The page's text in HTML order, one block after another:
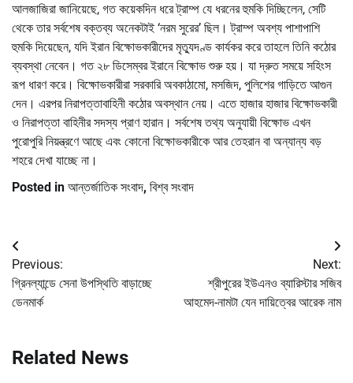
আলজাজিরা জানিয়েছে, গত কয়েকদিন ধরে ট্রাম্প যে ধরনের হুমকি দিচ্ছিলেন, সেটি
থেকে তার সর্বশেষ বক্তব্য অনেকটাই ‘নরম সুরের’ ছিল। ট্রাম্প অবশ্য পাশাপাশি
হুমকি দিয়েছেন, যদি ইরান বিক্ষোভকারীদের মৃত্যুদণ্ড কার্যকর করে তাহলে তিনি কঠোর
ব্যবস্থা নেবেন। গত ২৮ ডিসেম্বর ইরানে বিক্ষোভ শুরু হয়। যা দ্রুত সময়ে সহিংস
রূপ ধারণ করে। বিক্ষোভকারীরা সরকারি অবকাঠামো, মসজিদ, পুলিশের গাড়িতে আগুন
দেন। এরপর নিরাপত্তাবাহিনী কঠোর অবস্থান নেয়। এতে হাজার হাজার বিক্ষোভকারী
ও নিরাপত্তা বাহিনীর সদস্য প্রাণ হারান। সর্বশেষ তথ্য অনুযায়ী বিক্ষোভ এখন
পুরোপুরি নিয়ন্ত্রণে আছে এবং কোনো বিক্ষোভকারীকে আর তেহরান বা অন্যান্য বড়
শহরে দেখা যাচ্ছে না।
Posted in আন্তর্জাতিক সংবাদ, বিশ্ব সংবাদ
Post
navigation
Previous:
গ্রিনল্যান্ডে সেনা উপস্থিতি বাড়াচ্ছে
ডেনমার্ক
Next:
শ্রীপুরের ইউএনও ব্যারিস্টার সজিব
আহমেদ-নামটা যেন দায়িত্বের আরেক নাম
Related News